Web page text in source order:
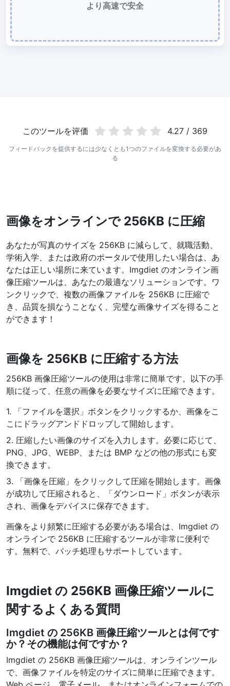
WebP 圧縮
有損と無損の圧縮方法を使用して WebP 画像を圧縮
画像を 50KB に圧縮
使いやすく高速な PNG から JPG 変換ツール。オンラインで複数の
複数の WEBP 画像を JPG にオンラインで変換
WEBP から PNG 変換
複数の WEBP 画像を PNG にオンラインで変換
HEIC から JPG 変換
iPhone の HEIC 画像を JPG に変換
CR2、CR3、NEF、ARW、ORF、PEF、RAF、RAW 画像を JPG 形
式に変換
PDFツール
JPG から PDF 変換 New
JPG画像をPDFファイルに変換
向き、マージン、ページサイズを設定し、複数の画像を1つのPDF
または個別ファイルにまとめます
PDF から JPG 変換
短時間でPDFを高品質のJPG、PNG、またはWebp画像に変換
PDF 結合 New
PDF 分割 New
PDF分割ツールで、お好みのページを個別のファイルに分ける
短時間でPDFドキュメントから全ての画像を取得
PDFページを削除 New
PDFドキュメントから特定のページを削除
さらに多くのツール
より高速で安全
このツールを评価 4.27 / 369
フィードバックを提供するには少なくとも1つのファイルを変換する必要があ
る
画像をオンラインで 256KB に圧縮
あなたが写真のサイズを 256KB に減らして、就職活動、
学術入学、または政府のポータルで使用したい場合は、あ
なたは正しい場所に来ています。Imgdiet のオンライン画
像圧縮ツールは、あなたの最適なソリューションです。ワ
ンクリックで、複数の画像ファイルを 256KB に圧縮で
き、品質を損なうことなく、完璧な画像サイズを得ること
ができます！
画像を 256KB に圧縮する方法
256KB 画像圧縮ツールの使用は非常に簡単です。以下の手
順に従って、任意の画像を必要なサイズに圧縮できます。
1. 「ファイルを選択」ボタンをクリックするか、画像をこ
こにドラッグアンドドロップして開始します。
2. 圧縮したい画像のサイズを入力します。必要に応じて、
PNG、JPG、WEBP、または BMP などの他の形式にも変
換できます。
3. 「画像を圧縮」をクリックして圧縮を開始します。画像
が成功して圧縮されると、「ダウンロード」ボタンが表示
され、画像をデバイスに保存できます。
画像をより頻繁に圧縮する必要がある場合は、Imgdiet の
オンラインで 256KB に圧縮するツールが非常に便利で
す。無料で、バッチ処理もサポートしています。
Imgdiet の 256KB 画像圧縮ツールに
関するよくある質問
Imgdiet の 256KB 画像圧縮ツールとは何です
か？その機能は何ですか？
Imgdiet の 256KB 画像圧縮ツールは、オンラインツール
で、画像ファイルを特定のサイズに簡単に圧縮できます。